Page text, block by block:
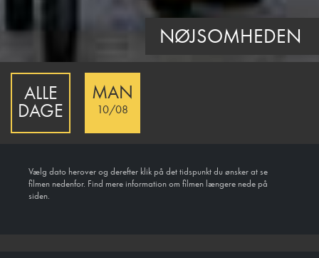
NØJSOMHEDEN
ALLE
DAGE
MAN
10/08
Vælg dato herover og derefter klik på det tidspunkt du ønsker at se
filmen nedenfor. Find mere information om filmen længere nede på
siden.